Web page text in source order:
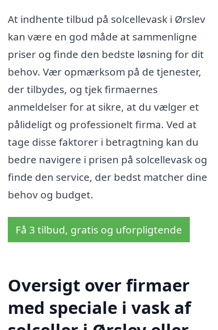
At indhente tilbud på solcellevask i Ørslev
kan være en god måde at sammenligne
priser og finde den bedste løsning for dit
behov. Vær opmærksom på de tjenester,
der tilbydes, og tjek firmaernes
anmeldelser for at sikre, at du vælger et
pålideligt og professionelt firma. Ved at
tage disse faktorer i betragtning kan du
bedre navigere i prisen på solcellevask og
finde den service, der bedst matcher dine
behov og budget.
Få 3 tilbud, gratis og uforpligtende
Oversigt over firmaer
med speciale i vask af